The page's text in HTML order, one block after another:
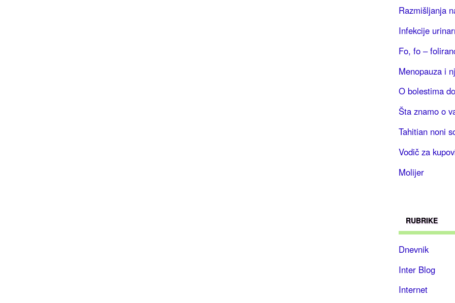
Razmišljanja
Infekcije
Fo, fo –
Menopauza i
O bolestima
Šta znamo o
Tahitian noni
Vodič za
Molijer
RUBRIKE
Dnevnik
Inter Blog
Internet